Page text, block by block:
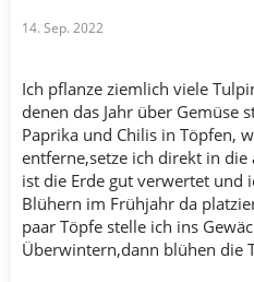
14. Sep. 2022
Ich pflanze ziemlich viele
denen das Jahr über Gemüse
Paprika und Chilis in Töpfen,
entferne,setze ich direkt in die
ist die Erde gut verwertet und
Blühern im Frühjahr da
paar Töpfe stelle ich ins
Überwintern,dann blühen die